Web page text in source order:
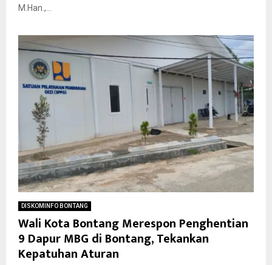
M.Han.,...
DISKOMINFO BONTANG
Wali Kota Bontang Merespon Penghentian
9 Dapur MBG di Bontang, Tekankan
Kepatuhan Aturan